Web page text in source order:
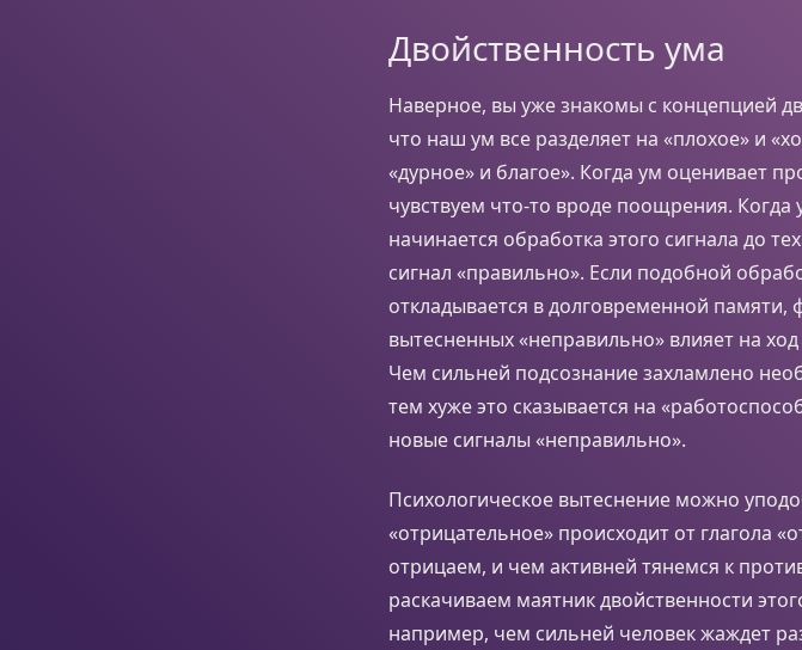
Двойственность ума
Наверное, вы уже знакомы с концепцией
что наш ум все разделяет на «плохое» и
«дурное» и благое». Когда ум оценивает
чувствуем что-то вроде поощрения. Когда
начинается обработка этого сигнала до
сигнал «правильно». Если подобной
откладывается в долговременной памяти,
вытесненных «неправильно» влияет на
Чем сильней подсознание захламлено
тем хуже это сказывается на
новые сигналы «неправильно».
Психологическое вытеснение можно
«отрицательное» происходит от глагола
отрицаем, и чем активней тянемся к
раскачиваем маятник двойственности
например, чем сильней человек жаждет